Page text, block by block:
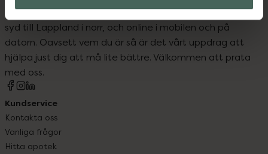
Kronans Apotek finns här för dig. Du hittar oss från Skåne i
syd till Lappland i norr, och online i mobilen och på
datorn. Oavsett vem du är så är det vårt uppdrag att
hjälpa just dig att må lite bättre. Välkommen att prata
med oss.
Kundservice
Kontakta oss
Vanliga frågor
Hitta apotek